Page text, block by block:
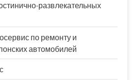
развлекательных
по ремонту и
автомобилей